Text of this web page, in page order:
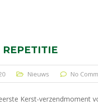
REPETITIE
Nieuws No
Kerst-verzendmoment